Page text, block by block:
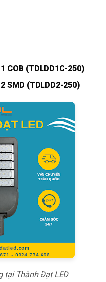
COB (TDLDD1C-250)
SMD (TDLDD2-250)
tại Thành Đạt LED